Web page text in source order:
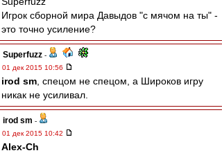
Игрок сборной мира Давыдов "с мячом на ты" -
это точно усиление?
Superfuzz -
01 дек 2015 10:56
irod sm , спецом не спецом, а Широков игру
никак не усиливал.
irod sm -
01 дек 2015 10:42
Alex-Ch